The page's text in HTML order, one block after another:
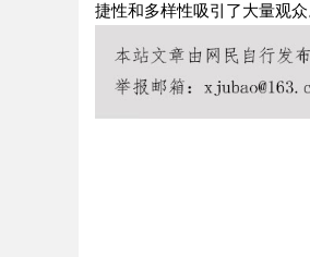
捷性和多样性吸引了大量观